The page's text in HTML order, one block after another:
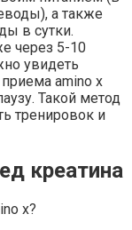
а также
в сутки.
через 5-10
увидеть
amino x
Такой метод
тренировок и
креатина
x?